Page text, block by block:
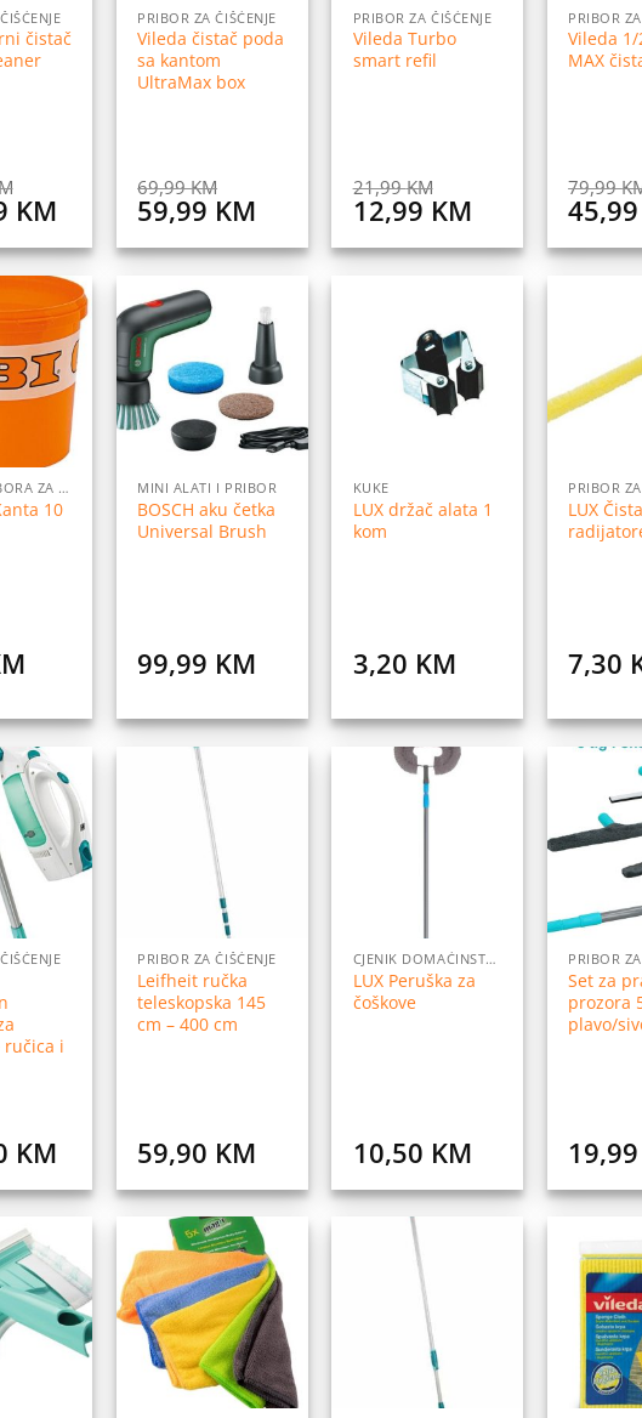
čistač
KM.
KMCurrent
is:
179,99 KM.
PRIBOR ZA ČIŠĆENJE
Vileda čistač poda
sa kantom
UltraMax box
69,99KM
Original
price
was:
69,99 KM.
59,99 KM
is:
59,99 KM.
PRIBOR ZA ČIŠĆENJE
Vileda Turbo
smart refil
21,99KM
Original
price
was:
12,99 KMCurrent
is:
12,99 KM.
PRIBOR
Vileda 1/
MAX
79,99
price
was:
45,99
Dodaj
na
listu
želja
CJENIK PRIBORA ZA DOM
10
Dodaj
na
listu
želja
MINI ALATI I PRIBOR
BOSCH aku četka
Universal Brush
99,99 KM
Dodaj
na
listu
želja
KUKE
LUX držač alata 1
kom
3,20 KM
PRIBOR
LUX
7,30
Dodaj
na
listu
želja
ručica i
KM
PRIBOR ZA ČIŠĆENJE
Leifheit ručka
teleskopska 145
cm – 400 cm
59,90 KM
CJENIK DOMAĆINSTVO
LUX Peruška za
čoškove
10,50 KM
PRIBOR
Set za
prozora
plavo/
19,99
Dodaj
na
listu
želja
Dodaj
na
listu
želja